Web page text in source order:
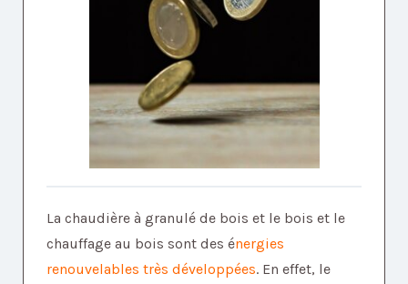
La chaudière à granulé de bois et le bois et le
chauffage au bois sont des énergies
renouvelables très développées. En effet, le